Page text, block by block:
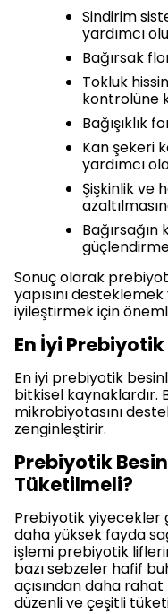
Sindirim
yardımcı
Bağırsak
Tokluk
kontrolüne
Bağışıklık
Kan şekeri
yardımcı
Şişkinlik ve
Bağırsağın
Sonuç olarak
yapısını
iyileştirmek için
En İyi
En iyi prebiyotik
bitkisel kaynaklardır.
mikrobiyotasını
zenginleştirir.
Prebiyotik
Tüketilmeli?
Prebiyotik yiyecekler
daha yüksek fayda
işlemi prebiyotik
bazı sebzeler hafif
açısından daha
düzenli ve çeşitli